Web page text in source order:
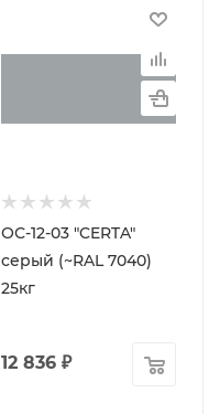
ОС-12-03 "CERTA"
серый (~RAL 7040)
25кг
12 836 ₽